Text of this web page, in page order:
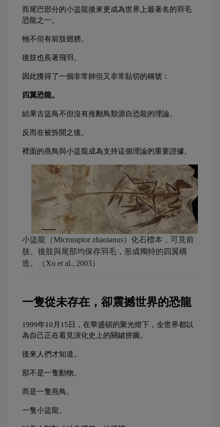
而尾巴部分的小盜龍後來更成為世界上最著名的羽毛
恐龍之一。
牠不但有前肢翅膀。
後肢也長著飛羽。
因此獲得了一個非常帥但又非常貼切的稱號：
四翼恐龍。
結果古盜鳥不但沒有推翻鳥類源自恐龍的理論。
反而在被拆開之後。
裡面的燕鳥與小盜龍成為支持這個理論的重要證據。
小盜龍（Microraptor zhaoianus）化石標本，可見前
肢、後肢與尾部均保存羽毛，形成獨特的四翼構
造。（Xu et al., 2003）
一隻從未存在，卻震撼世界的恐龍
1999年10月15日，在華盛頓的聚光燈下，全世界都以
為自己正在看見演化史上的關鍵拼圖。
後來人們才知道。
那不是一隻動物。
而是一隻燕鳥。
一隻小盜龍。